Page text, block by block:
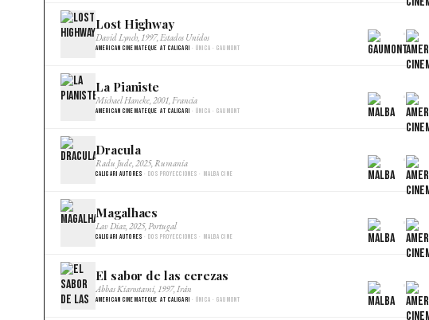
Lost Highway
David Lynch, 1997, Estados Unidos
American Cinemateque at Caligari · Única · Gaumont
×
La Pianiste
Michael Haneke, 2001, Francia
American Cinemateque at Caligari · Única · Gaumont
×
Dracula
Radu Jude, 2025, Rumania
Caligari Autores · Dos proyecciones · Malba Cine
×
Magalhaes
Lav Diaz, 2025, Portugal
Caligari Autores · Dos proyecciones · Malba Cine
×
El sabor de las cerezas
Abbas Kiarostami, 1997, Irán
American Cinemateque at Caligari · Única · Gaumont
×